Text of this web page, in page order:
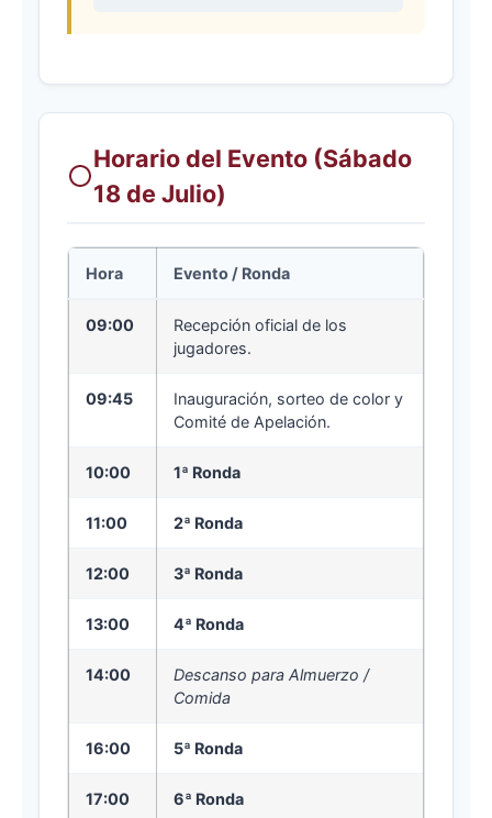
Horario del Evento (Sábado
18 de Julio)
Hora Evento / Ronda
09:00
Recepción oficial de los
jugadores.
09:45
Inauguración, sorteo de color y
Comité de Apelación.
10:00 1ª Ronda
11:00 2ª Ronda
12:00 3ª Ronda
13:00 4ª Ronda
14:00
Descanso para Almuerzo /
Comida
16:00 5ª Ronda
17:00 6ª Ronda